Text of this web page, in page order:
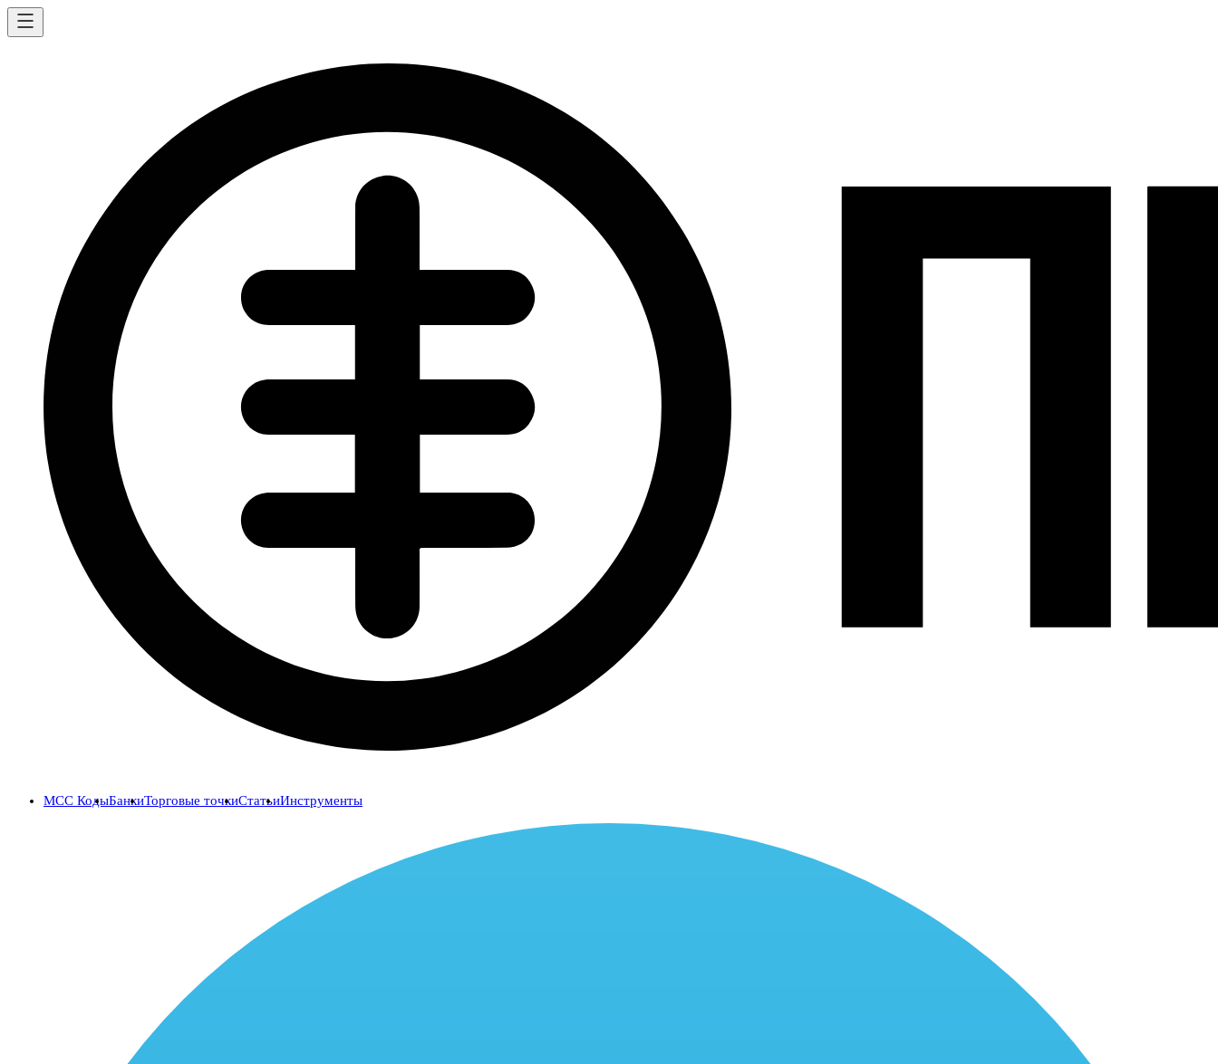
MCC КодыБанкиТорговые точкиСтатьиИнструменты